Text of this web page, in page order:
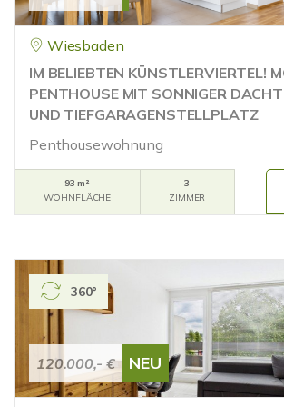
Wiesbaden
IM BELIEBTEN KÜNSTLERVIERTEL!
PENTHOUSE MIT SONNIGER
UND TIEFGARAGENSTELLPLATZ
Penthousewohnung
93 m²
WOHNFLÄCHE
3
ZIMMER
120.000,- € NEU
360°